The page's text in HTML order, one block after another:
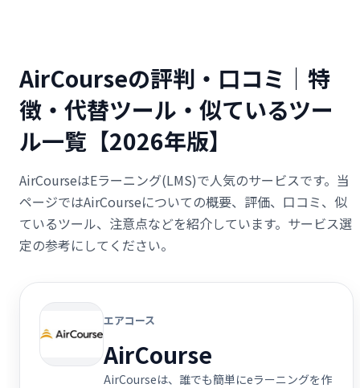
AirCourseの評判・口コミ｜特
徴・代替ツール・似ているツー
ル一覧【2026年版】
AirCourseはEラーニング(LMS)で人気のサービスです。当
ページではAirCourseについての概要、評価、口コミ、似
ているツール、注意点などを紹介しています。サービス選
定の参考にしてください。
エアコース
AirCourse
AirCourseは、誰でも簡単にeラーニングを作